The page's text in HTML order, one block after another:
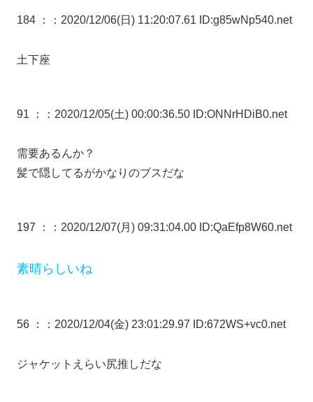
184 ： ：2020/12/06(日) 11:20:07.61 ID:g85wNp540.net
土下座
91 ： ：2020/12/05(土) 00:00:36.50 ID:ONNrHDiB0.net
需要あるんか？
髪で隠してるがかなりのブスだな
197 ： ：2020/12/07(月) 09:31:04.00 ID:QaEfp8W60.net
素晴らしいね
56 ： ：2020/12/04(金) 23:01:29.97 ID:672WS+vc0.net
ジャケットえらい尻推しだな